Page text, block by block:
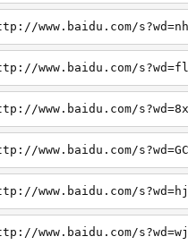
www.baidu.com/
www.baidu.com/
www.baidu.com/
www.baidu.com/
www.baidu.com/
www.baidu.com/